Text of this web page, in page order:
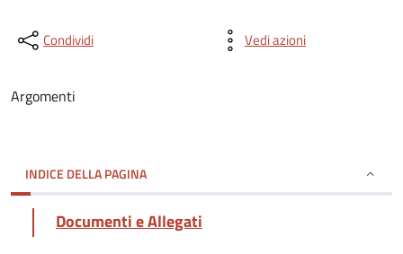
Condividi Vedi azioni
Argomenti
INDICE DELLA PAGINA
Documenti e Allegati